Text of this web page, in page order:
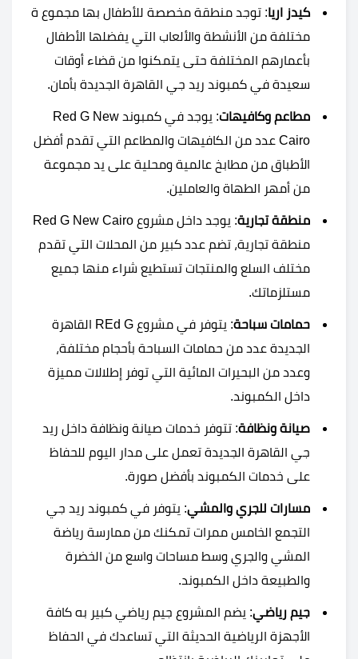
كيدز اريا: توجد منطقة مخصصة للأطفال بها مجموع ة
مختلفة من الأنشطة والألعاب التي يفضلها الأطفال
بأعمارهم المختلفة حتى يتمكنوا من قضاء أوقات
سعيدة في كمبوند ريد جي القاهرة الجديدة بأمان.
مطاعم وكافيهات
: يوجد في كمبوند Red G New
Cairo عدد من الكافيهات والمطاعم التي تقدم أفضل
الأطباق من مطابخ عالمية ومحلية على يد مجموعة
من أمهر الطهاة والعاملين.
منطقة تجارية
: يوجد داخل مشروع Red G New Cairo
منطقة تجارية، تضم عدد كبير من المحلات التي تقدم
مختلف السلع والمنتجات تستطيع شراء منها جميع
مستلزماتك.
حمامات سباحة
: يتوفر في مشروع REd G القاهرة
الجديدة عدد من حمامات السباحة بأحجام مختلفة،
وعدد من البحيرات المائية التي توفر إطلالات مميزة
داخل الكمبوند.
صيانة ونظافة: تتوفر خدمات صيانة ونظافة داخل ريد
جي القاهرة الجديدة تعمل على مدار اليوم للحفاظ
على خدمات الكمبوند بأفضل صورة.
مسارات للجري والمشي: يتوفر في كمبوند ريد جي
التجمع الخامس ممرات تمكنك من ممارسة رياضة
المشي والجري وسط مساحات واسع من الخضرة
والطبيعة داخل الكمبوند.
جيم رياضي: يضم المشروع جيم رياضي كبير به كافة
الأجهزة الرياضية الحديثة التي تساعدك في الحفاظ